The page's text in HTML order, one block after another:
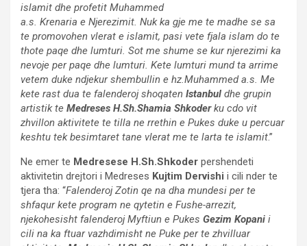
islamit dhe profetit Muhammed
a.s. Krenaria e Njerezimit. Nuk ka gje me te madhe se sa
te promovohen vlerat e islamit, pasi vete fjala islam do te
thote paqe dhe lumturi. Sot me shume se kur njerezimi ka
nevoje per paqe dhe lumturi. Kete lumturi mund ta arrime
vetem duke ndjekur shembullin e hz.Muhammed a.s. Me
kete rast dua te falenderoj shoqaten Istanbul dhe grupin
artistik te Medreses H.Sh.Shamia Shkoderku cdo vit
zhvillon aktivitete te tilla ne rrethin e Pukes duke u percuar
keshtu tek besimtaret tane vlerat me te larta te islamit.”
Ne emer te Medresese H.Sh.Shkoder pershendeti
aktivitetin drejtori i Medreses Kujtim Dervishi i cili nder te
tjera tha: “Falenderoj Zotin qe na dha mundesi per te
shfaqur kete program ne qytetin e Fushe-arrezit,
njekohesisht falenderoj Myftiun e Pukes Gezim Kopani i
cili na ka ftuar vazhdimisht ne Puke per te zhvilluar